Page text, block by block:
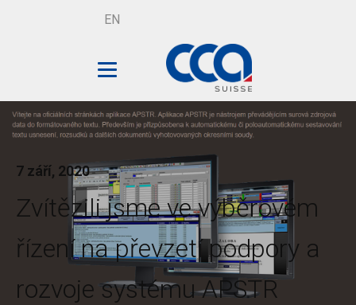
EN
7 září, 2020
Zvítězili jsme ve výběrovém
řízení na převzetí podpory a
rozvoje systému APSTR